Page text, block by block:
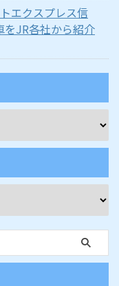
エクスプレス信
JR各社から紹介